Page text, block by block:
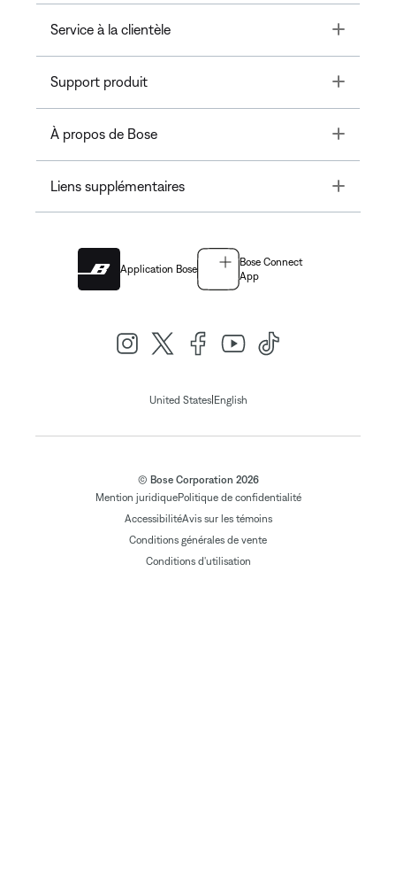
Service à la clientèle Toggle
Support produit Toggle
À propos de Bose Toggle
Liens supplémentaires Toggle
Application Bose
Bose Connect
App
United States| English
© Bose Corporation 2026
Mention juridiquePolitique de confidentialité
AccessibilitéAvis sur les témoins
Conditions générales de vente
Conditions d'utilisation